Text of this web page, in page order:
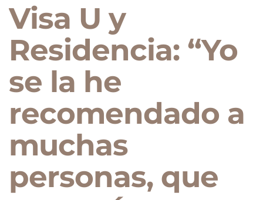
Visa U y
Residencia: “Yo
se la he
recomendado a
muchas
personas, que